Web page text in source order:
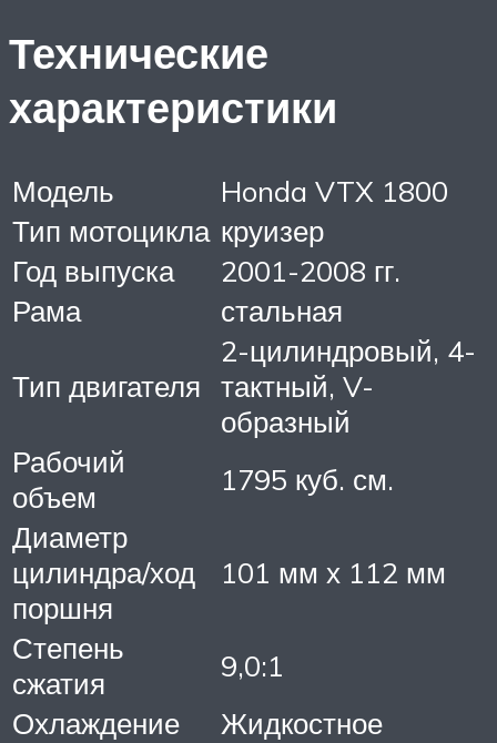
Технические
характеристики
Модель
Honda VTX 1800
Тип мотоцикла круизер
Год выпуска
2001-2008 гг.
Рама
стальная
Тип двигателя
2-цилиндровый, 4-
тактный, V-
образный
Рабочий
объем
1795 куб. см.
Диаметр
цилиндра/ход
поршня
101 мм х 112 мм
Степень
сжатия
9,0:1
Охлаждение
Жидкостное